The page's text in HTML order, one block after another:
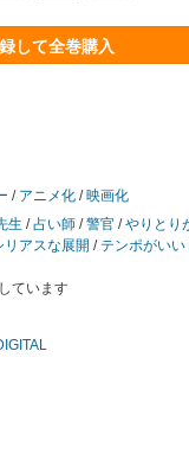
して全巻購入
/ アニメ化 /映画化
生 /占い師 /警官 /やりとり
リアスな展開 /テンポがいい
ています